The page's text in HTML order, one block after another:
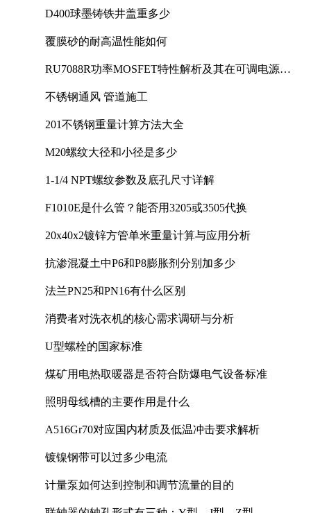
D400球墨铸铁井盖重多少
覆膜砂的耐高温性能如何
RU7088R功率MOSFET特性解析及其在可调电源设
不锈钢通风 管道施工
201不锈钢重量计算方法大全
M20螺纹大径和小径是多少
1-1/4 NPT螺纹参数及底孔尺寸详解
F1010E是什么管？能否用3205或3505代换
20x40x2镀锌方管单米重量计算与应用分析
抗渗混凝土中P6和P8膨胀剂分别加多少
法兰PN25和PN16有什么区别
消费者对洗衣机的核心需求调研与分析
U型螺栓的国家标准
煤矿用电热取暖器是否符合防爆电气设备标准
照明母线槽的主要作用是什么
A516Gr70对应国内材质及低温冲击要求解析
镀镍钢带可以过多少电流
计量泵如何达到控制和调节流量的目的